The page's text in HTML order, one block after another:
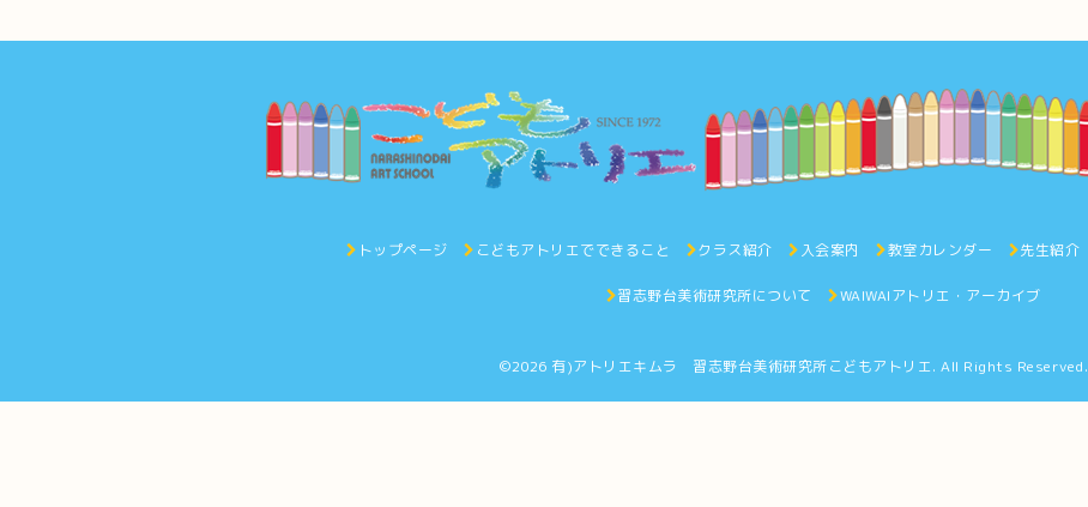
トップページ こどもアトリエでできること クラス紹介 入会案内 教室カレンダー 先生紹介
習志野台美術研究所について WAIWAIアトリエ・アーカイブ
©2026 有)アトリエキムラ 習志野台美術研究所こどもアトリエ. All Rights Reserved.